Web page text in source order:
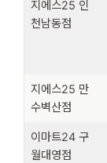
지에스25 인
천남동점
지에스25 만
수벽산점
이마트24 구
월대영점